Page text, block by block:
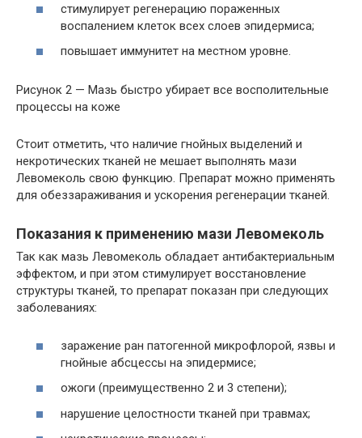
стимулирует регенерацию пораженных
воспалением клеток всех слоев эпидермиса;
повышает иммунитет на местном уровне.
Рисунок 2 — Мазь быстро убирает все восполительные
процессы на коже
Стоит отметить, что наличие гнойных выделений и
некротических тканей не мешает выполнять мази
Левомеколь свою функцию. Препарат можно применять
для обеззараживания и ускорения регенерации тканей.
Показания к применению мази Левомеколь
Так как мазь Левомеколь обладает антибактериальным
эффектом, и при этом стимулирует восстановление
структуры тканей, то препарат показан при следующих
заболеваниях:
заражение ран патогенной микрофлорой, язвы и
гнойные абсцессы на эпидермисе;
ожоги (преимущественно 2 и 3 степени);
нарушение целостности тканей при травмах;